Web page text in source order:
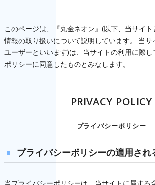
このページは、『丸金ネオン』(以下、当サイ
情報の取り扱いについて説明しています。 当サ
ユーザーといいます)は、当サイトの利用に際
ポリシーに同意したものとみなします。
プライバシーポリシー
PRIVACY POLICY
プライバシーポリシーの適用され